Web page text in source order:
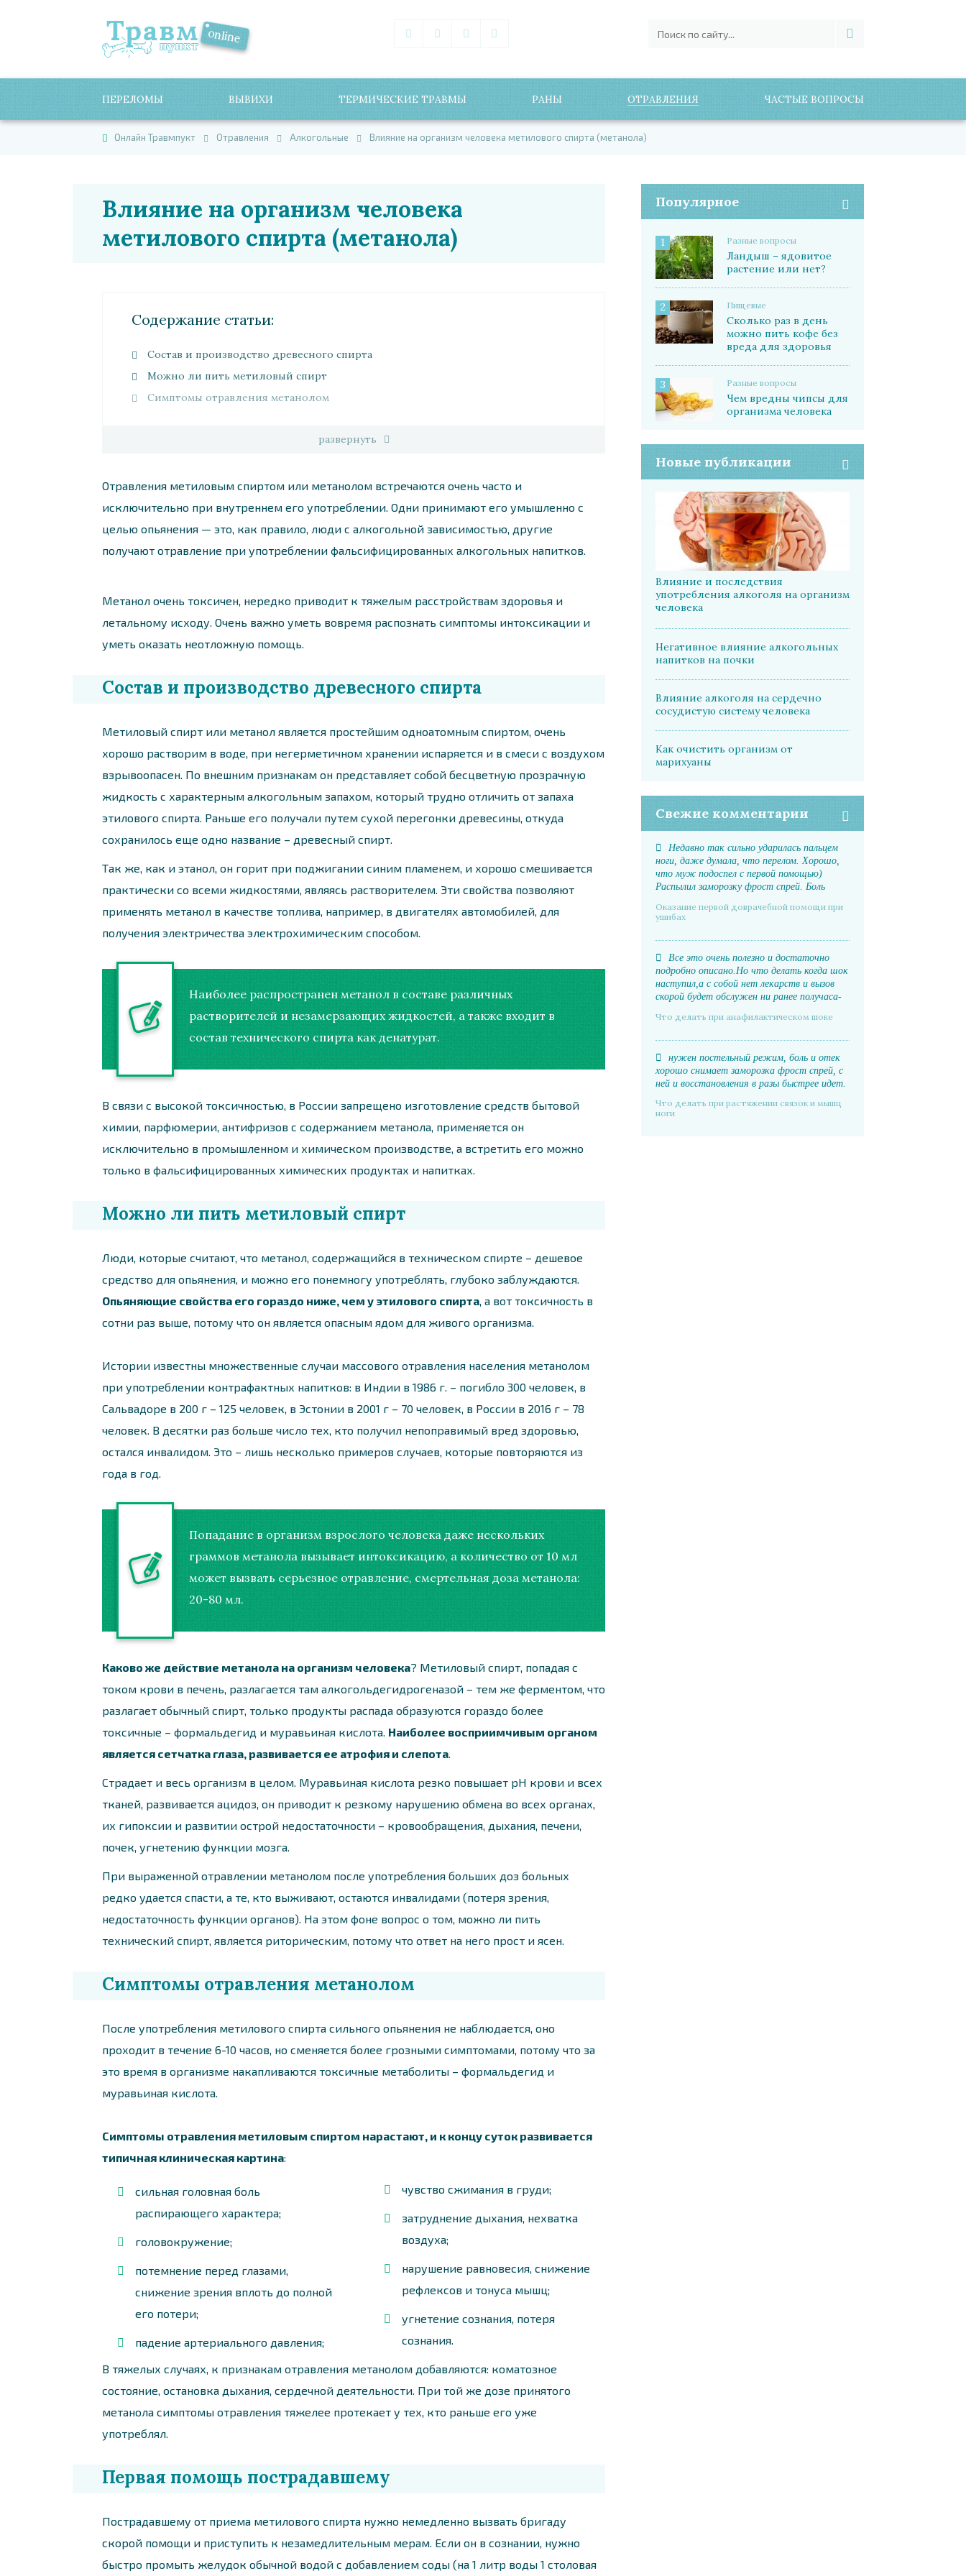
ПЕРЕЛОМЫ ВЫВИХИ ТЕРМИЧЕСКИЕ ТРАВМЫ РАНЫ ОТРАВЛЕНИЯ ЧАСТЫЕ ВОПРОСЫ
Онлайн Травмпукт Отравления Алкогольные Влияние на организм человека метилового спирта (метанола)
Влияние на организм человека
метилового спирта (метанола)
Cодержание статьи:
Состав и производство древесного спирта
Можно ли пить метиловый спирт
Симптомы отравления метанолом
развернуть
Отравления метиловым спиртом или метанолом встречаются очень часто и
исключительно при внутреннем его употреблении. Одни принимают его умышленно с
целью опьянения — это, как правило, люди с алкогольной зависимостью, другие
получают отравление при употреблении фальсифицированных алкогольных напитков.
Метанол очень токсичен, нередко приводит к тяжелым расстройствам здоровья и
летальному исходу. Очень важно уметь вовремя распознать симптомы интоксикации и
уметь оказать неотложную помощь.
Состав и производство древесного спирта
Метиловый спирт или метанол является простейшим одноатомным спиртом, очень
хорошо растворим в воде, при негерметичном хранении испаряется и в смеси с воздухом
взрывоопасен. По внешним признакам он представляет собой бесцветную прозрачную
жидкость с характерным алкогольным запахом, который трудно отличить от запаха
этилового спирта. Раньше его получали путем сухой перегонки древесины, откуда
сохранилось еще одно название – древесный спирт.
Так же, как и этанол, он горит при поджигании синим пламенем, и хорошо смешивается
практически со всеми жидкостями, являясь растворителем. Эти свойства позволяют
применять метанол в качестве топлива, например, в двигателях автомобилей, для
получения электричества электрохимическим способом.
Наиболее распространен метанол в составе различных
растворителей и незамерзающих жидкостей, а также входит в
состав технического спирта как денатурат.
В связи с высокой токсичностью, в России запрещено изготовление средств бытовой
химии, парфюмерии, антифризов с содержанием метанола, применяется он
исключительно в промышленном и химическом производстве, а встретить его можно
только в фальсифицированных химических продуктах и напитках.
Можно ли пить метиловый спирт
Люди, которые считают, что метанол, содержащийся в техническом спирте – дешевое
средство для опьянения, и можно его понемногу употреблять, глубоко заблуждаются.
Опьяняющие свойства его гораздо ниже, чем у этилового спирта, а вот токсичность в
сотни раз выше, потому что он является опасным ядом для живого организма.
Истории известны множественные случаи массового отравления населения метанолом
при употреблении контрафактных напитков: в Индии в 1986 г. – погибло 300 человек, в
Сальвадоре в 200 г – 125 человек, в Эстонии в 2001 г – 70 человек, в России в 2016 г – 78
человек. В десятки раз больше число тех, кто получил непоправимый вред здоровью,
остался инвалидом. Это – лишь несколько примеров случаев, которые повторяются из
года в год.
Попадание в организм взрослого человека даже нескольких
граммов метанола вызывает интоксикацию, а количество от 10 мл
может вызвать серьезное отравление, смертельная доза метанола:
20-80 мл.
Каково же действие метанола на организм человека? Метиловый спирт, попадая с
током крови в печень, разлагается там алкогольдегидрогеназой – тем же ферментом, что
разлагает обычный спирт, только продукты распада образуются гораздо более
токсичные – формальдегид и муравьиная кислота. Наиболее восприимчивым органом
является сетчатка глаза, развивается ее атрофия и слепота.
Страдает и весь организм в целом. Муравьиная кислота резко повышает pH крови и всех
тканей, развивается ацидоз, он приводит к резкому нарушению обмена во всех органах,
их гипоксии и развитии острой недостаточности – кровообращения, дыхания, печени,
почек, угнетению функции мозга.
При выраженной отравлении метанолом после употребления больших доз больных
редко удается спасти, а те, кто выживают, остаются инвалидами (потеря зрения,
недостаточность функции органов). На этом фоне вопрос о том, можно ли пить
технический спирт, является риторическим, потому что ответ на него прост и ясен.
Симптомы отравления метанолом
После употребления метилового спирта сильного опьянения не наблюдается, оно
проходит в течение 6-10 часов, но сменяется более грозными симптомами, потому что за
это время в организме накапливаются токсичные метаболиты – формальдегид и
муравьиная кислота.
Симптомы отравления метиловым спиртом нарастают, и к концу суток развивается
типичная клиническая картина:
сильная головная боль
распирающего характера;
головокружение;
потемнение перед глазами,
снижение зрения вплоть до полной
его потери;
падение артериального давления;
чувство сжимания в груди;
затруднение дыхания, нехватка
воздуха;
нарушение равновесия, снижение
рефлексов и тонуса мышц;
угнетение сознания, потеря
сознания.
В тяжелых случаях, к признакам отравления метанолом добавляются: коматозное
состояние, остановка дыхания, сердечной деятельности. При той же дозе принятого
метанола симптомы отравления тяжелее протекает у тех, кто раньше его уже
употреблял.
Первая помощь пострадавшему
Пострадавшему от приема метилового спирта нужно немедленно вызвать бригаду
скорой помощи и приступить к незамедлительным мерам. Если он в сознании, нужно
быстро промыть желудок обычной водой с добавлением соды (на 1 литр воды 1 столовая
Популярное
1 Разные вопросы
Ландыш – ядовитое
растение или нет?
2 Пищевые
Сколько раз в день
можно пить кофе без
вреда для здоровья
3 Разные вопросы
Чем вредны чипсы для
организма человека
Новые публикации
Влияние и последствия
употребления алкоголя на организм
человека
Негативное влияние алкогольных
напитков на почки
Влияние алкоголя на сердечно
сосудистую систему человека
Как очистить организм от
марихуаны
Свежие комментарии
Недавно так сильно ударилась пальцем
ноги, даже думала, что перелом. Хорошо,
что муж подоспел с первой помощью)
Распылил заморозку фрост спрей. Боль
следующий день даже синяка не было
Оказание первой доврачебной помощи при
ушибах
Все это очень полезно и достаточно
подробно описано.Но что делать когда шок
наступил,а с собой нет лекарств и вызов
скорой будет обслужен ни ранее получаса-
Что делать при анафилактическом шоке
нужен постельный режим, боль и отек
хорошо снимает заморозка фрост спрей, с
ней и восстановления в разы быстрее идет.
Что делать при растяжении связок и мышц
ноги